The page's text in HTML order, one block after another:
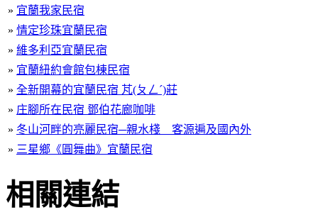
» 宜蘭我家民宿
» 情定珍珠宜蘭民宿
» 維多利亞宜蘭民宿
» 宜蘭紐約會館包棟民宿
» 全新開幕的宜蘭民宿 芃(ㄆㄥˊ)莊
» 庄腳所在民宿 鄧伯花廊咖啡
» 冬山河畔的亮麗民宿─親水棧 客源遍及國內外
» 三星鄉《圓舞曲》宜蘭民宿
相關連結